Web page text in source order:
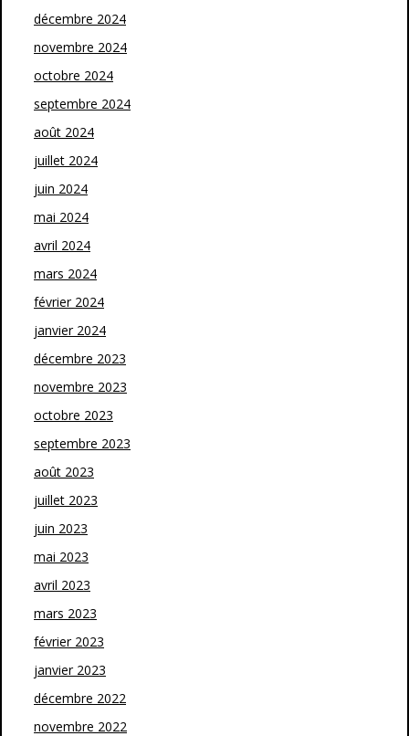
décembre 2024
novembre 2024
octobre 2024
septembre 2024
août 2024
juillet 2024
juin 2024
mai 2024
avril 2024
mars 2024
février 2024
janvier 2024
décembre 2023
novembre 2023
octobre 2023
septembre 2023
août 2023
juillet 2023
juin 2023
mai 2023
avril 2023
mars 2023
février 2023
janvier 2023
décembre 2022
novembre 2022